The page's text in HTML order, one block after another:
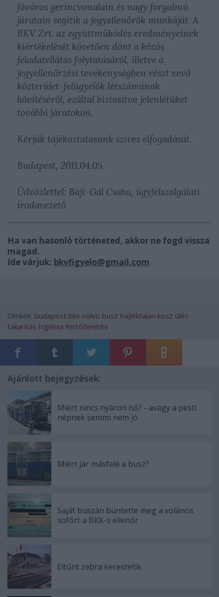
főváros gerincvonalain és nagy forgalmú
járatain segítik a jegyellenőrök munkáját. A
BKV Zrt. az együttműködés eredményeinek
kiértékelését követően dönt a közös
feladatellátás folytatásáról, illetve a
jegyellenőrzési tevékenységben részt vevő
közterület-felügyelők létszámának
bővítéséről, ezáltal biztosítva jelenlétüket
további járatokon.
Kérjük tájékoztatásunk szíves elfogadását.
Budapest, 2011.04.05.
Üdvözlettel: Baji-Gál Csaba, ügyfélszolgálati
irodavezető
Ha van hasonló történeted, akkor ne fogd vissza
magad.
Ide várjuk: bkvfigyelo@gmail.com
Címkék: budapest bkv volvo busz hajléktalan kosz ülés
takarítás higiénia fertőtlenítés
Ajánlott bejegyzések:
Miért nincs nyáron hó? - avagy a pesti
népnek semmi nem jó
Miért jár másfelé a busz?
Saját buszán büntette meg a volános
sofőrt a BKK-s ellenőr
Eltűnt zebra kerestetik